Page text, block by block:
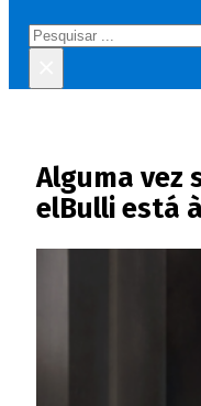
Pesquisar
Alguma vez
elBulli está